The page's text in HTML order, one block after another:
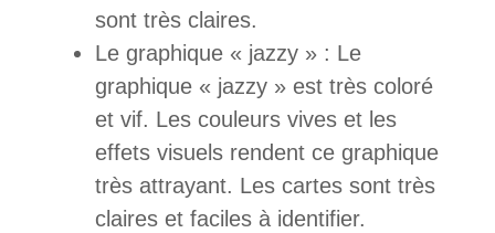
sont très claires.
Le graphique « jazzy » : Le
graphique « jazzy » est très coloré
et vif. Les couleurs vives et les
effets visuels rendent ce graphique
très attrayant. Les cartes sont très
claires et faciles à identifier.